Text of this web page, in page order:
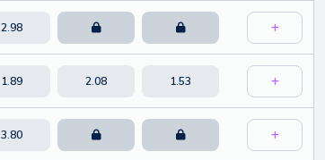
2.98
1.89 2.08 1.53
3.80